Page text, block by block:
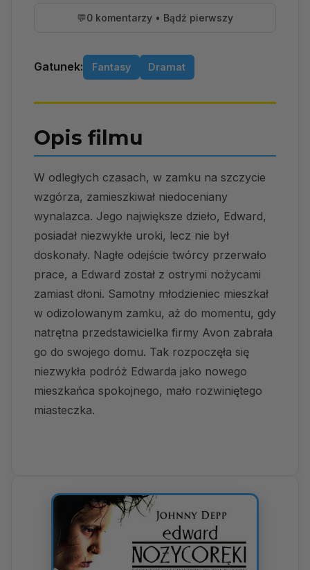
💬0 komentarzy • Bądź pierwszy
Gatunek: Fantasy Dramat
Opis filmu
W odległych czasach, w zamku na szczycie
wzgórza, zamieszkiwał niedoceniany
wynalazca. Jego największe dzieło, Edward,
posiadał niezwykłe uroki, lecz nie był
doskonały. Nagłe odejście twórcy przerwało
prace, a Edward został z ostrymi nożycami
zamiast dłoni. Samotny młodzieniec mieszkał
w odizolowanym zamku, aż do momentu, gdy
natrętna przedstawicielka firmy Avon zabrała
go do swojego domu. Tak rozpoczęła się
niezwykła podróż Edwarda jako nowego
mieszkańca spokojnego, mało rozwiniętego
miasteczka.